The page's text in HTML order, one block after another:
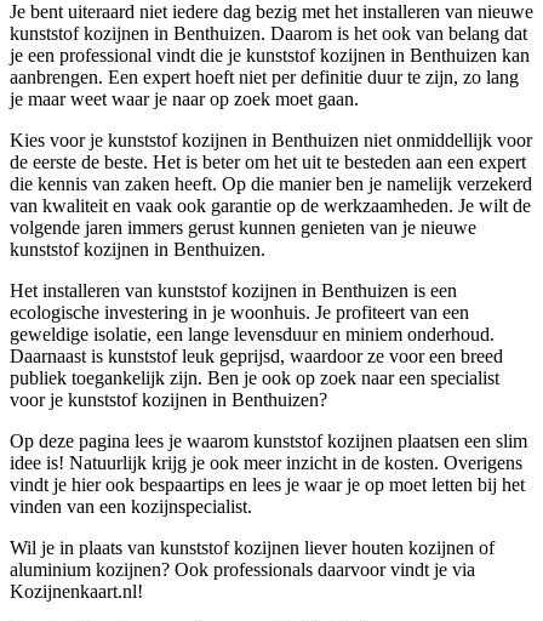
Je bent uiteraard niet iedere dag bezig met het installeren van nieuwe
kunststof kozijnen in Benthuizen. Daarom is het ook van belang dat
je een professional vindt die je kunststof kozijnen in Benthuizen kan
aanbrengen. Een expert hoeft niet per definitie duur te zijn, zo lang
je maar weet waar je naar op zoek moet gaan.
Kies voor je kunststof kozijnen in Benthuizen niet onmiddellijk voor
de eerste de beste. Het is beter om het uit te besteden aan een expert
die kennis van zaken heeft. Op die manier ben je namelijk verzekerd
van kwaliteit en vaak ook garantie op de werkzaamheden. Je wilt de
volgende jaren immers gerust kunnen genieten van je nieuwe
kunststof kozijnen in Benthuizen.
Het installeren van kunststof kozijnen in Benthuizen is een
ecologische investering in je woonhuis. Je profiteert van een
geweldige isolatie, een lange levensduur en miniem onderhoud.
Daarnaast is kunststof leuk geprijsd, waardoor ze voor een breed
publiek toegankelijk zijn. Ben je ook op zoek naar een specialist
voor je kunststof kozijnen in Benthuizen?
Op deze pagina lees je waarom kunststof kozijnen plaatsen een slim
idee is! Natuurlijk krijg je ook meer inzicht in de kosten. Overigens
vindt je hier ook bespaartips en lees je waar je op moet letten bij het
vinden van een kozijnspecialist.
Wil je in plaats van kunststof kozijnen liever houten kozijnen of
aluminium kozijnen? Ook professionals daarvoor vindt je via
Kozijnenkaart.nl!